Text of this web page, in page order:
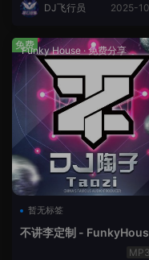
DJ飞行员 2025-
Funky House·免费分享
暂无标签
不讲李定制 -
免费